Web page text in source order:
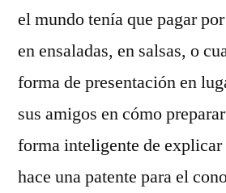
el mundo tenía que pagar
en ensaladas, en salsas, o
forma de presentación en
sus amigos en cómo
forma inteligente de explicar
hace una patente para el